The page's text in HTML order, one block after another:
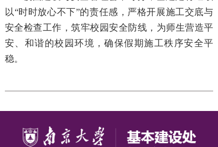
以“时时放心不下”的责任感，严格开展施工交底与
安全检查工作，筑牢校园安全防线，为师生营造平
安、和谐的校园环境，确保假期施工秩序安全平
稳。